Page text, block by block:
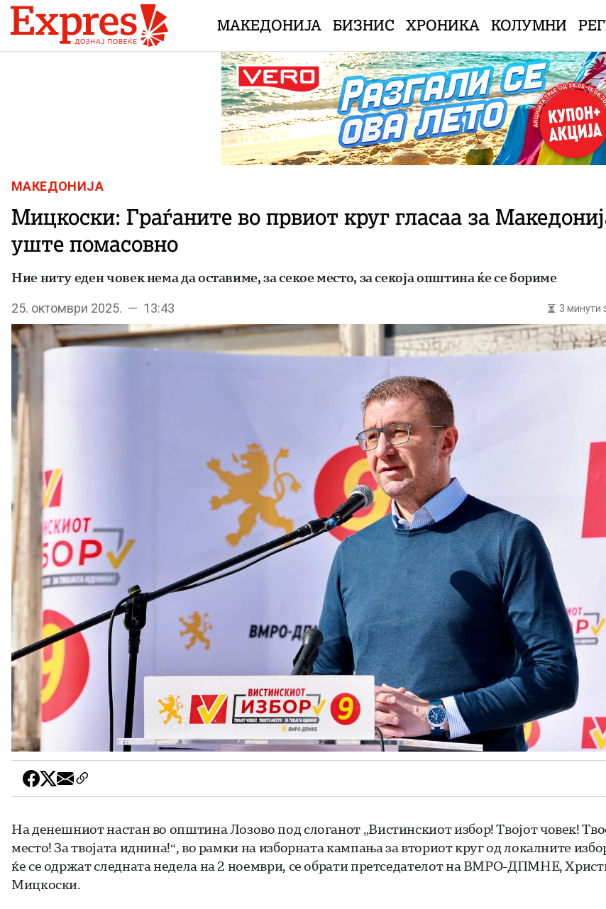
Skip to content
МАКЕДОНИЈА БИЗНИС ХРОНИКА КОЛУМНИ
МАКЕДОНИЈА
Мицкоски: Граѓаните во првиот круг гласаа за
уште помасовно
Ние ниту еден човек нема да оставиме, за секое место, за секоја општина ќе се бориме
25. октомври 2025. — 13:43 3 минути
На денешниот настан во општина Лозово под слоганот „Вистинскиот избор! Твојот човек!
место! За твојата иднина!“, во рамки на изборната кампања за вториот круг од локалните
ќе се одржат следната недела на 2 ноември, се обрати претседателот на ВМРО-ДПМНЕ,
Мицкоски.